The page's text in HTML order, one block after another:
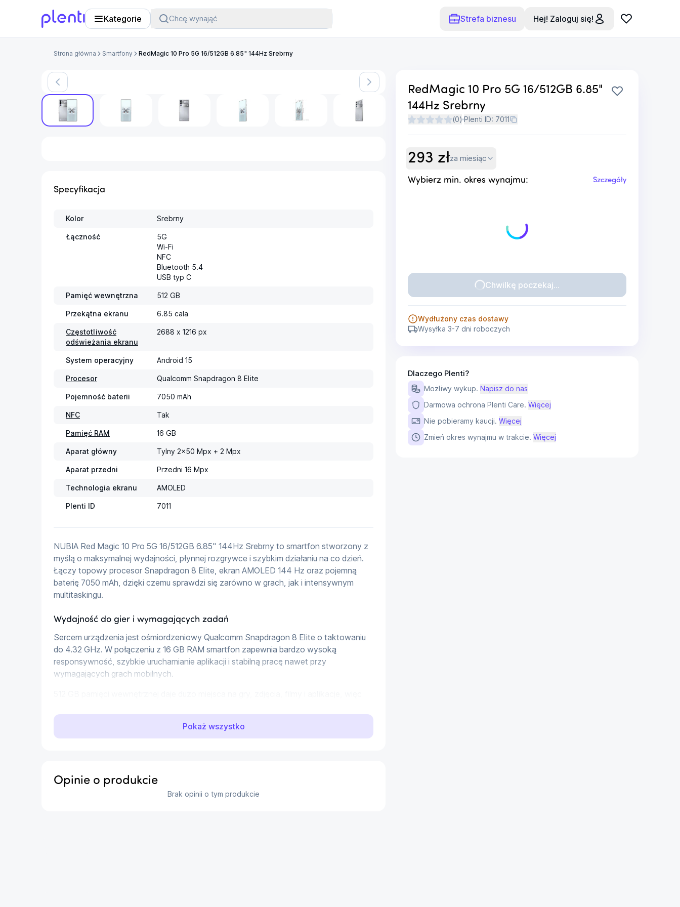
Kategorie Chcę wynająć Strefa biznesu Hej! Zaloguj się!
Strona główna Smartfony RedMagic 10 Pro 5G 16/512GB 6.85" 144Hz Srebrny
RedMagic 10 Pro 5G 16/512GB 6.85"
144Hz Srebrny
(0) Plenti ID: 7011
293 złza miesiąc
Wybierz min. okres wynajmu: Szczegóły
Chwilkę poczekaj...
Wydłużony czas dostawy
Wysyłka 3-7 dni roboczych
Dlaczego Plenti?
Możliwy wykup. Napisz do nas
Darmowa ochrona Plenti Care. Więcej
Nie pobieramy kaucji. Więcej
Zmień okres wynajmu w trakcie. Więcej
Specyfikacja
Kolor Srebrny
Łączność
5G
Wi-Fi
NFC
Bluetooth 5.4
USB typ C
Pamięć wewnętrzna 512 GB
Przekątna ekranu 6.85 cala
Częstotliwość
odświeżania ekranu
2688 x 1216 px
System operacyjny Android 15
Procesor Qualcomm Snapdragon 8 Elite
Pojemność baterii 7050 mAh
NFC Tak
Pamięć RAM 16 GB
Aparat główny Tylny 2x50 Mpx + 2 Mpx
Aparat przedni Przedni 16 Mpx
Technologia ekranu AMOLED
Plenti ID 7011
NUBIA Red Magic 10 Pro 5G 16/512GB 6.85" 144Hz Srebrny to smartfon stworzony z
myślą o maksymalnej wydajności, płynnej rozgrywce i szybkim działaniu na co dzień.
Łączy topowy procesor Snapdragon 8 Elite, ekran AMOLED 144 Hz oraz pojemną
baterię 7050 mAh, dzięki czemu sprawdzi się zarówno w grach, jak i intensywnym
multitaskingu.
Wydajność do gier i wymagających zadań
Sercem urządzenia jest ośmiordzeniowy Qualcomm Snapdragon 8 Elite o taktowaniu
do 4.32 GHz. W połączeniu z 16 GB RAM smartfon zapewnia bardzo wysoką
responsywność, szybkie uruchamianie aplikacji i stabilną pracę nawet przy
wymagających grach mobilnych.
odświeżania 144 Hz szczególnie docenisz podczas grania, przewijania treści i
oglądania dynamicznych materiałów wideo.
Pokaż wszystko
Opinie o produkcie
Brak opinii o tym produkcie